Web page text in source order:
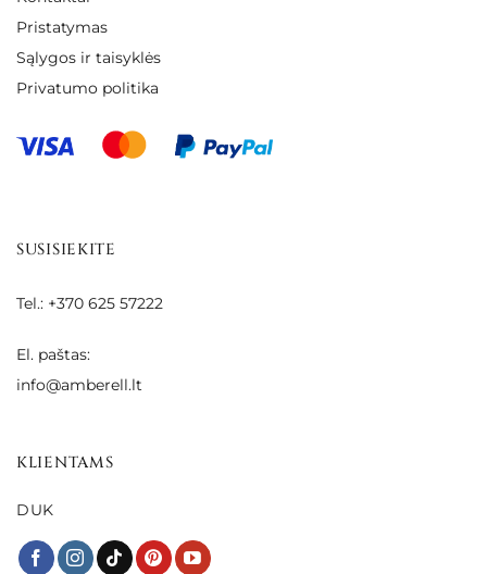
Pristatymas
Sąlygos ir taisyklės
Privatumo politika
SUSISIEKITE
Tel.: +370 625 57222
El. paštas:
info@amberell.lt
KLIENTAMS
DUK